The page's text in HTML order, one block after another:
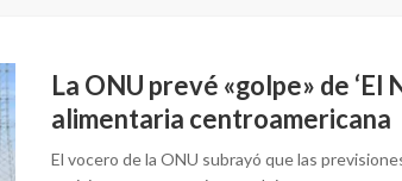
La ONU prevé «golpe» de ‘El
alimentaria centroamericana
El vocero de la ONU subrayó que las